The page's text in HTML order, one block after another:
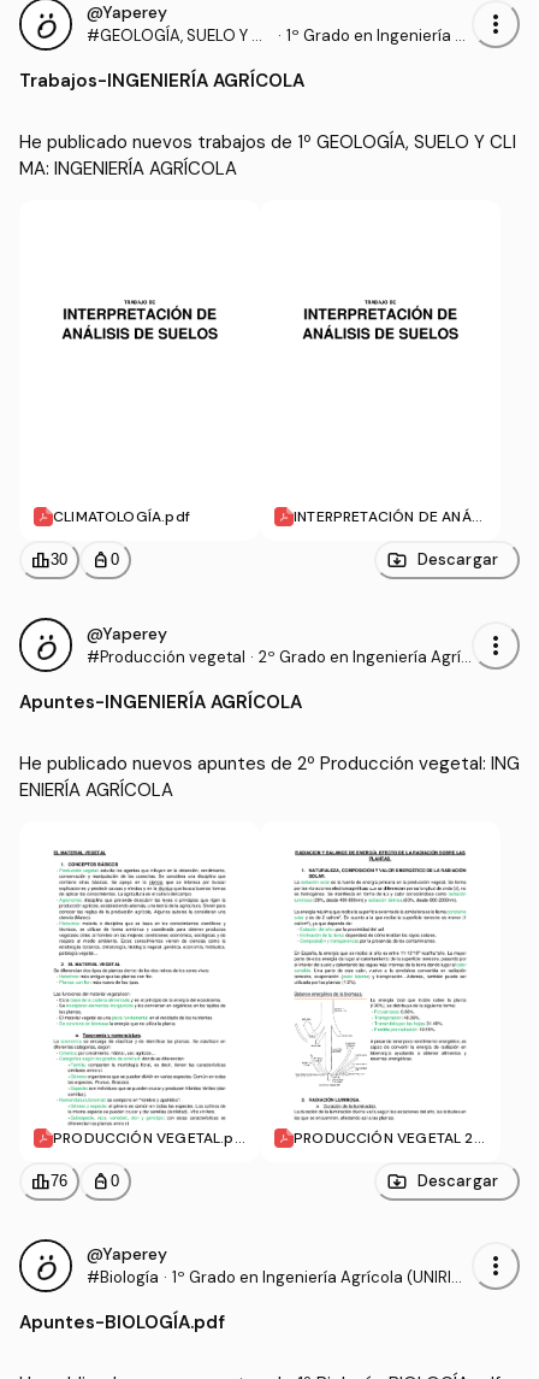
@Yaperey
#GEOLOGÍA, SUELO Y CL
· 1º Grado en Ingeniería A
more_vert
Trabajos-INGENIERÍA AGRÍCOLA
He publicado nuevos trabajos de 1º GEOLOGÍA, SUELO Y CLI
MA: INGENIERÍA AGRÍCOLA
CLIMATOLOGÍA.pdf
INTERPRETACIÓN DE ANÁLI
leaderboard30 personal_bag 0 Descargar
@Yaperey
#Producción vegetal · 2º Grado en Ingeniería Agríc
more_vert
Apuntes-INGENIERÍA AGRÍCOLA
He publicado nuevos apuntes de 2º Producción vegetal: ING
ENIERÍA AGRÍCOLA
PRODUCCIÓN VEGETAL.pd
PRODUCCIÓN VEGETAL 2.
leaderboard76 personal_bag 0 Descargar
@Yaperey
#Biología · 1º Grado en Ingeniería Agrícola (UNIRIO
more_vert
Apuntes-BIOLOGÍA.pdf